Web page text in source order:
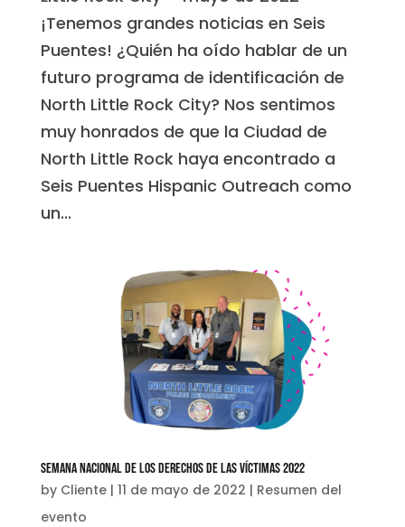
¡Tenemos grandes noticias en Seis
Puentes! ¿Quién ha oído hablar de un
futuro programa de identificación de
North Little Rock City? Nos sentimos
muy honrados de que la Ciudad de
North Little Rock haya encontrado a
Seis Puentes Hispanic Outreach como
un...
Semana Nacional de los Derechos de las Víctimas 2022
by Cliente| 11 de mayo de 2022 | Resumen del
evento